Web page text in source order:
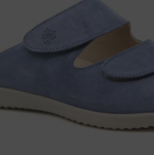
Pantoffels
(externe website)
Lowa